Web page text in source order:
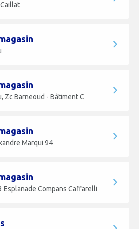
Zc Barneoud - Bâtiment C
Marqui 94
Esplanade Compans Caffarelli